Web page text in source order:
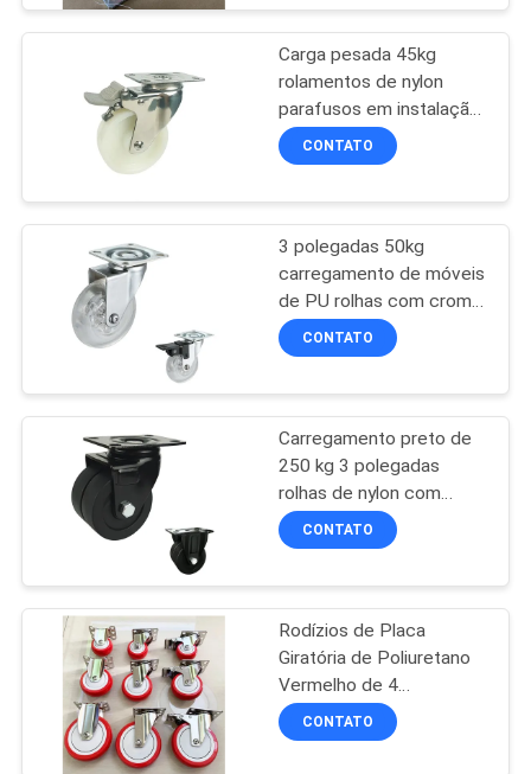
carrinhos
Carga pesada 45kg
rolamentos de nylon
parafusos em instalação
capacidade de carga
100 lbs
CONTATO
3 polegadas 50kg
carregamento de móveis
de PU rolhas com cromo
revestido bracket
CONTATO
Carregamento preto de
250 kg 3 polegadas
rolhas de nylon com
rolamento simples
CONTATO
Rodízios de Placa
Giratória de Poliuretano
Vermelho de 4
Polegadas em Aço
Inoxidável com
CONTATO